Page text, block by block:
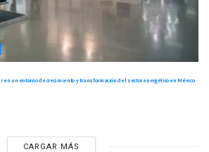
un entorno de crecimiento y transformación del sector energético en México
CARGAR MÁS